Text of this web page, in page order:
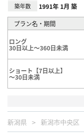
築年数 1991年 1月 築
プラン名・期間
ロング
30日以上～360日未満
ショート【7日以上】
～30日未満
新潟県 新潟市中央区